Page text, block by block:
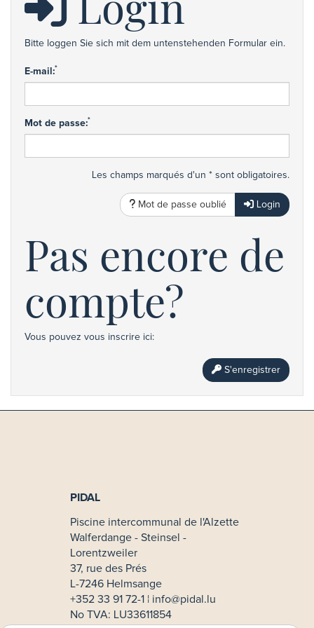
Bitte loggen Sie sich mit dem untenstehenden Formular ein.
E-mail:*
Mot de passe:*
Les champs marqués d'un * sont obligatoires.
Mot de passe oublié Login
Pas encore de
compte?
Vous pouvez vous inscrire ici:
S'enregistrer
PIDAL
Piscine intercommunal de l'Alzette
Walferdange - Steinsel -
Lorentzweiler
37, rue des Prés
L-7246 Helmsange
+352 33 91 72-1 ¦ info@pidal.lu
No TVA: LU33611854